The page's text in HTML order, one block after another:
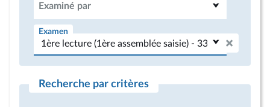
Examiné par
Examen
Recherche par critères